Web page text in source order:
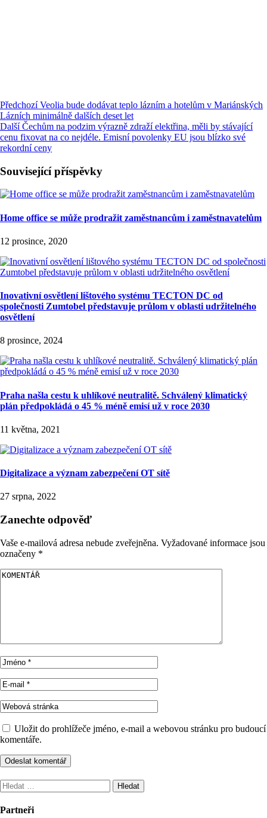
Předchozí Veolia bude dodávat teplo lázním a hotelům v Mariánských
Lázních minimálně dalších deset let
Další Čechům na podzim výrazně zdraží elektřina, měli by stávající
cenu fixovat na co nejdéle. Emisní povolenky EU jsou blízko své
rekordní ceny
Související příspěvky
Home office se může prodražit zaměstnancům i zaměstnavatelům
12 prosince, 2020
Inovativní osvětlení lištového systému TECTON DC od
společnosti Zumtobel představuje průlom v oblasti udržitelného
osvětlení
8 prosince, 2024
Praha našla cestu k uhlíkové neutralitě. Schválený klimatický
plán předpokládá o 45 % méně emisí už v roce 2030
11 května, 2021
Digitalizace a význam zabezpečení OT sítě
27 srpna, 2022
Zanechte odpověď
Vaše e-mailová adresa nebude zveřejněna. Vyžadované informace jsou
označeny *
Uložit do prohlížeče jméno, e-mail a webovou stránku pro budoucí
komentáře.
Vyhledávání
Partneři